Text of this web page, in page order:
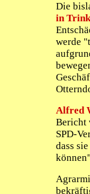
Die
in
werde
Alfred
Bericht
SPD-
dass sie